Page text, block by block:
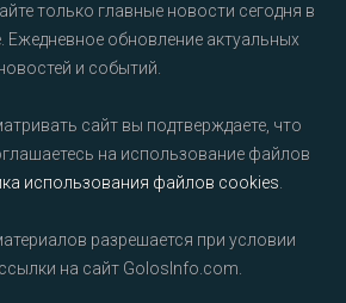
только главные новости сегодня в
обновление актуальных
и событий.
сайт вы подтверждаете, что
на использование файлов
использования файлов cookies
разрешается при условии
на сайт GolosInfo.com.